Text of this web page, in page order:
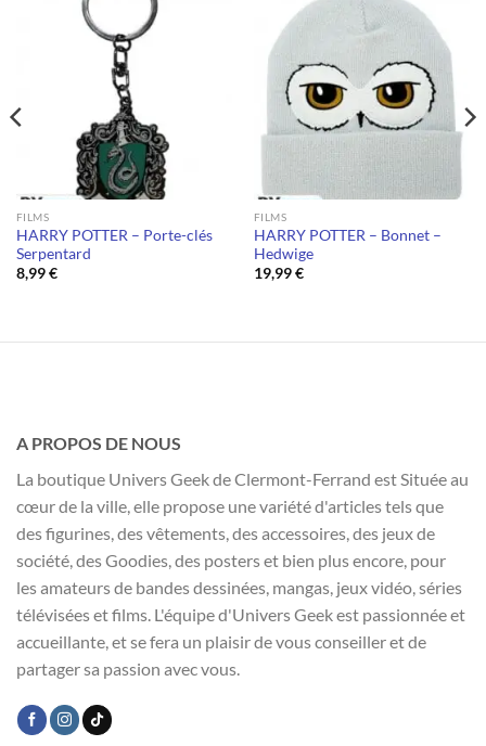
FILMS
HARRY POTTER – Porte-clés
Serpentard
8,99€
FILMS
HARRY POTTER – Bonnet –
Hedwige
19,99€
A PROPOS DE NOUS
La boutique Univers Geek de Clermont-Ferrand est Située au
cœur de la ville, elle propose une variété d'articles tels que
des figurines, des vêtements, des accessoires, des jeux de
société, des Goodies, des posters et bien plus encore, pour
les amateurs de bandes dessinées, mangas, jeux vidéo, séries
télévisées et films. L'équipe d'Univers Geek est passionnée et
accueillante, et se fera un plaisir de vous conseiller et de
partager sa passion avec vous.